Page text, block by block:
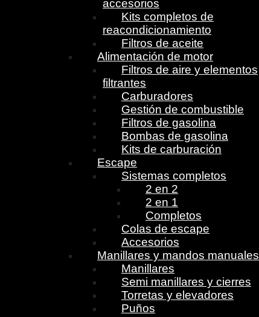
accesorios
Kits completos de
reacondicionamiento
Filtros de aceite
Alimentación de motor
Filtros de aire y elementos
filtrantes
Carburadores
Gestión de combustible
Filtros de gasolina
Bombas de gasolina
Kits de carburación
Escape
Sistemas completos
2 en 2
2 en 1
Completos
Colas de escape
Accesorios
Manillares y mandos manuales
Manillares
Semi manillares y cierres
Torretas y elevadores
Puños